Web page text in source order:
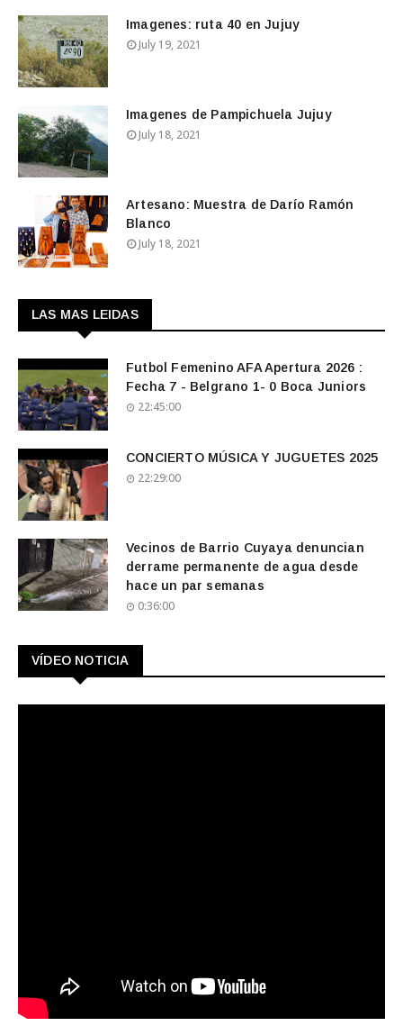
Imagenes: ruta 40 en Jujuy
July 19, 2021
Imagenes de Pampichuela Jujuy
July 18, 2021
Artesano: Muestra de Darío Ramón
Blanco
July 18, 2021
LAS MAS LEIDAS
Futbol Femenino AFA Apertura 2026 :
Fecha 7 - Belgrano 1- 0 Boca Juniors
22:45:00
CONCIERTO MÚSICA Y JUGUETES 2025
22:29:00
Vecinos de Barrio Cuyaya denuncian
derrame permanente de agua desde
hace un par semanas
0:36:00
VÍDEO NOTICIA